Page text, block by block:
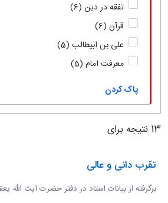
تفقه در دین (6)
قرآن (6)
علی بن ابیطالب (5)
معرفت امام (5)
پاک کردن
13 نتیجه برای
تقرب دانی و عالی
برگرفته از بیانات استاد در دفتر حضرت آیت الله